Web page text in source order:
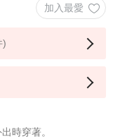
)
時穿著。